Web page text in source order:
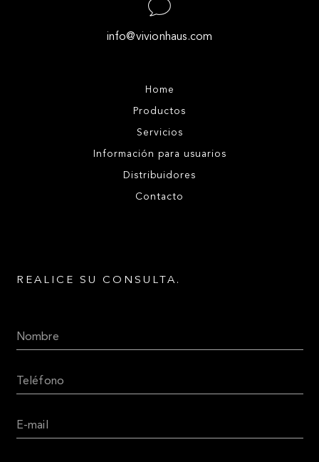
info@vivionhaus.com
Home
Productos
Servicios
Información para usuarios
Distribuidores
Contacto
REALICE SU CONSULTA.